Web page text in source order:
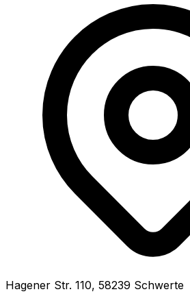
Hagener Str. 110, 58239 Schwerte